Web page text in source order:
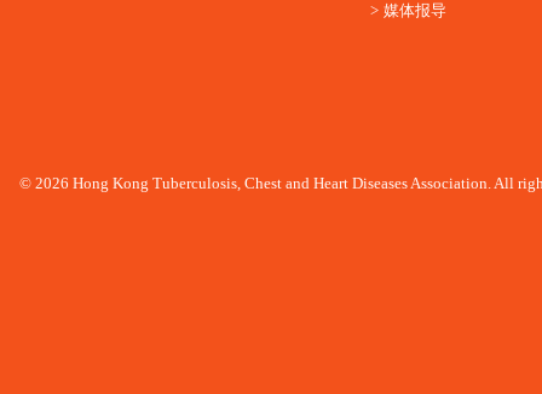
媒体报导
© 2026 Hong Kong Tuberculosis, Chest and Heart Diseases Association. All